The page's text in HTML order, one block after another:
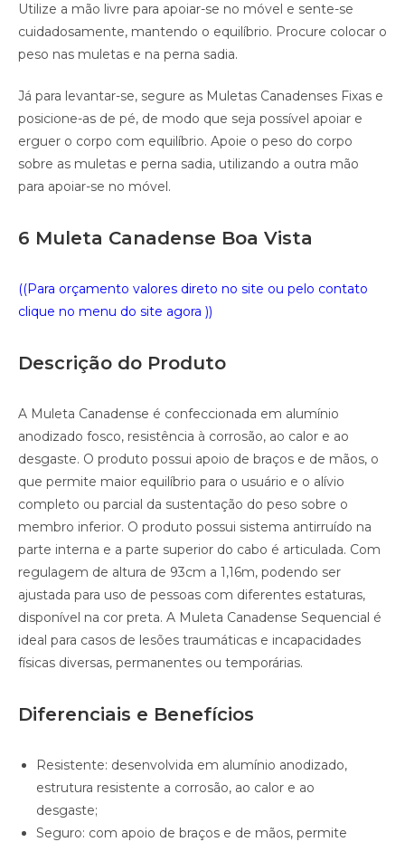
Utilize a mão livre para apoiar-se no móvel e sente-se
cuidadosamente, mantendo o equilíbrio. Procure colocar o
peso nas muletas e na perna sadia.
Já para levantar-se, segure as Muletas Canadenses Fixas e
posicione-as de pé, de modo que seja possível apoiar e
erguer o corpo com equilíbrio. Apoie o peso do corpo
sobre as muletas e perna sadia, utilizando a outra mão
para apoiar-se no móvel.
6 Muleta Canadense Boa Vista
((Para orçamento valores direto no site ou pelo contato
clique no menu do site agora ))
Descrição do Produto
A Muleta Canadense é confeccionada em alumínio
anodizado fosco, resistência à corrosão, ao calor e ao
desgaste. O produto possui apoio de braços e de mãos, o
que permite maior equilíbrio para o usuário e o alívio
completo ou parcial da sustentação do peso sobre o
membro inferior. O produto possui sistema antirruído na
parte interna e a parte superior do cabo é articulada. Com
regulagem de altura de 93cm a 1,16m, podendo ser
ajustada para uso de pessoas com diferentes estaturas,
disponível na cor preta. A Muleta Canadense Sequencial é
ideal para casos de lesões traumáticas e incapacidades
físicas diversas, permanentes ou temporárias.
Diferenciais e Benefícios
Resistente: desenvolvida em alumínio anodizado,
estrutura resistente a corrosão, ao calor e ao
desgaste;
Seguro: com apoio de braços e de mãos, permite